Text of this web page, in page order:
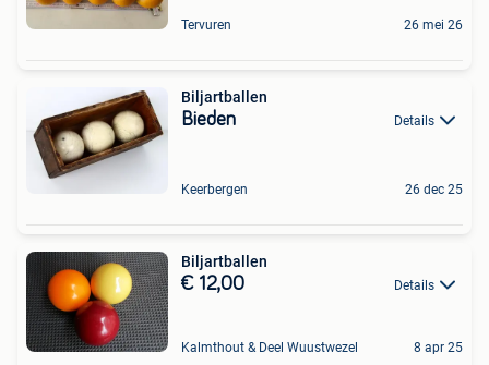
Tervuren 26 mei 26
Biljartballen
Bieden Details
Keerbergen 26 dec 25
Biljartballen
€ 12,00 Details
Kalmthout & Deel Wuustwezel 8 apr 25